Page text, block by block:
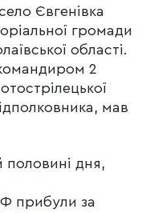
Євгенівка
громади
області.
2
мав
половині дня,
прибули за